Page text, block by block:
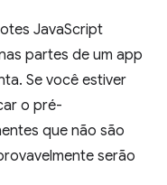
JavaScript
partes de um app
Se você estiver
o pré-
que não são
serão